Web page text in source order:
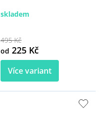
skladem
495 Kč
od 225 Kč
Více variant